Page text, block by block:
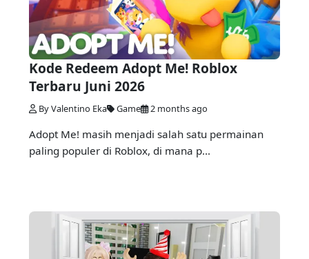
Kode Redeem Adopt Me! Roblox
Terbaru Juni 2026
By Valentino Eka Game 2 months ago
Adopt Me! masih menjadi salah satu permainan
paling populer di Roblox, di mana p...